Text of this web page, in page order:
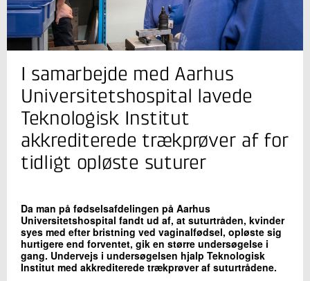
Jeg er din kontaktperson
Michael Perolle Jensen
Forretningsleder
Industriel Materialeteknologi
+45 72 20 24 90
Send e-mail
I samarbejde med Aarhus
Universitetshospital lavede
Teknologisk Institut
akkrediterede trækprøver af for
tidligt opløste suturer
Da man på fødselsafdelingen på Aarhus
Universitetshospital fandt ud af, at suturtråden, kvinder
syes med efter bristning ved vaginalfødsel, opløste sig
hurtigere end forventet, gik en større undersøgelse i
gang. Undervejs i undersøgelsen hjalp Teknologisk
Institut med akkrediterede trækprøver af suturtrådene.